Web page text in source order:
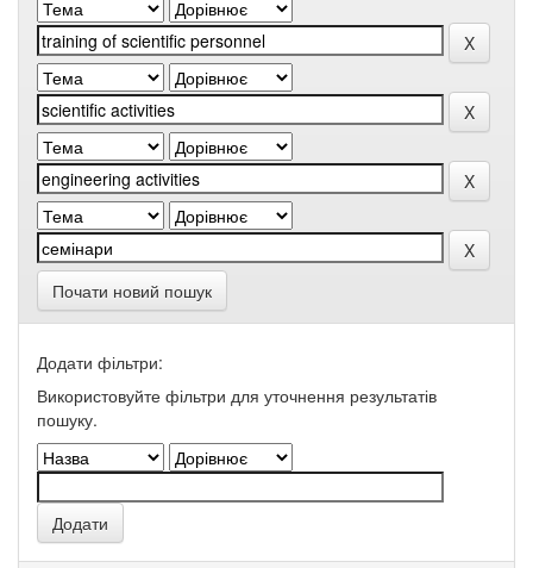
Почати новий пошук
Додати фільтри:
Використовуйте фільтри для уточнення результатів
пошуку.